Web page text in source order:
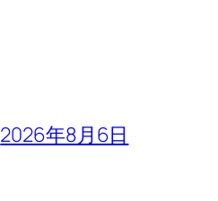
2026年8月6日